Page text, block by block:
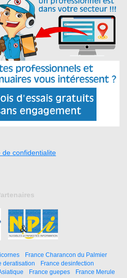
de confidentialite
France Charancon du Palmier
deratisation
France desinfection
France guepes
France Merule